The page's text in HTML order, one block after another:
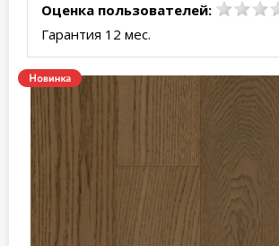
Оценка пользователей:
Гарантия 12 мес.